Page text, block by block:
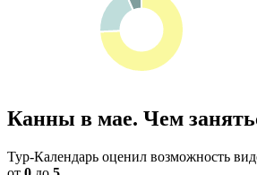
Канны в мае. Чем
Тур-Календарь оценил возможность